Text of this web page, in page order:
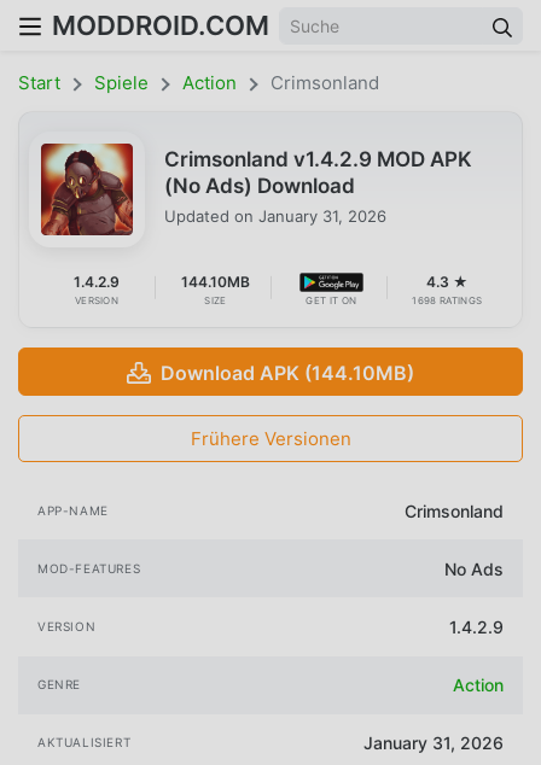
MODDROID.COM
Start Spiele Action Crimsonland
Crimsonland v1.4.2.9 MOD APK
(No Ads) Download
Updated on January 31, 2026
1.4.2.9
VERSION
144.10MB
SIZE GET IT ON
4.3 ★
1698 RATINGS
Download APK (144.10MB)
Frühere Versionen
APP-NAME Crimsonland
MOD-FEATURES No Ads
VERSION 1.4.2.9
GENRE Action
AKTUALISIERT January 31, 2026